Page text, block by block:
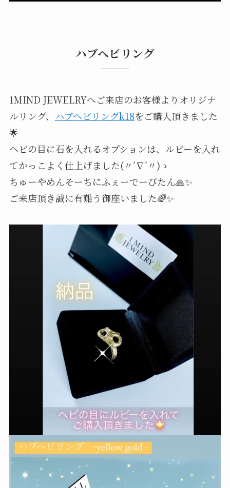
ハブヘビリング
1MIND JEWELRYへご来店のお客様よりオリジナ
ルリング、 ハブヘビリングk18をご購入頂きました
🌟
ヘビの目に石を入れるオプションは、ルビーを入れ
てかっこよく仕上げました(〃’∇’〃)ゝ
ちゅーやめんそーちにふぇーでーびたん🙏✨
ご来店頂き誠に有難う御座いました🌈✨